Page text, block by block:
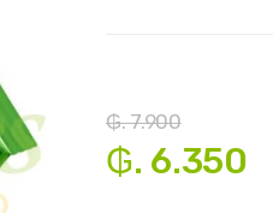
₲. 7.900
₲. 6.350